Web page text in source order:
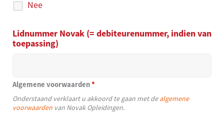
Nee
Lidnummer Novak (= debiteurenummer, indien van
toepassing)
Algemene voorwaarden*
Onderstaand verklaart u akkoord te gaan met dealgemene
voorwaarden van Novak Opleidingen.